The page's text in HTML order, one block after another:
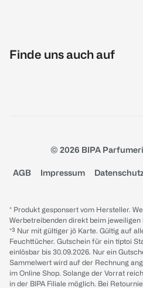
Finde uns auch auf
© 2026 BIPA
AGB Impressum
* Produkt gesponsert vom Hersteller.
Werbetreibenden direkt beim jeweiligen
*³ Nur mit gültiger jö Karte. Gültig auf
Feuchttücher. Gutschein für ein tiptoi
einlösbar bis 30.09.2026. Nur ein
Sammelwert wird auf der Rechnung
im Online Shop. Solange der Vorrat
in der BIPA Filiale möglich. Bei